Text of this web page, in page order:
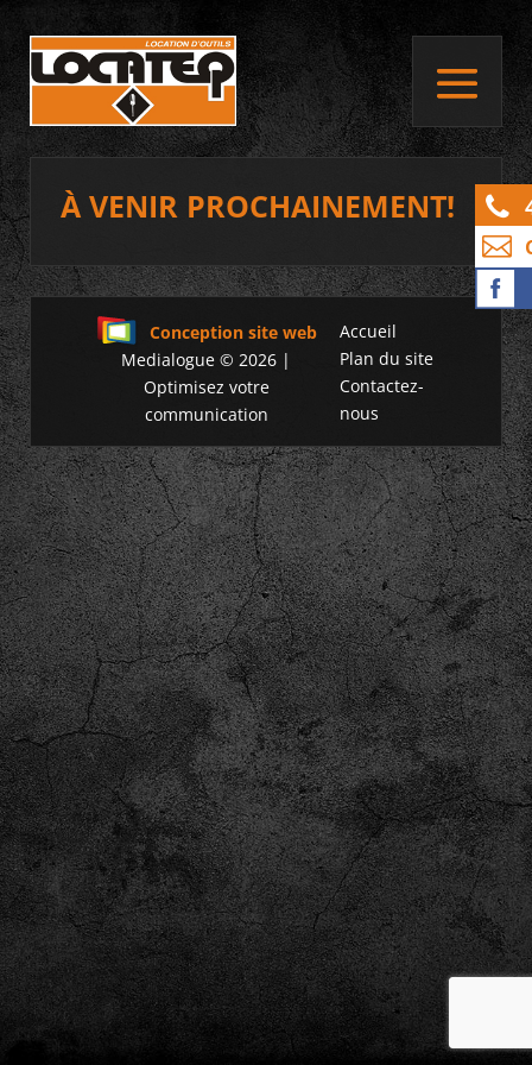
À VENIR PROCHAINEMENT!
Conception site web
Medialogue © 2026 |
Optimisez votre
communication
Accueil
Plan du site
Contactez-
nous